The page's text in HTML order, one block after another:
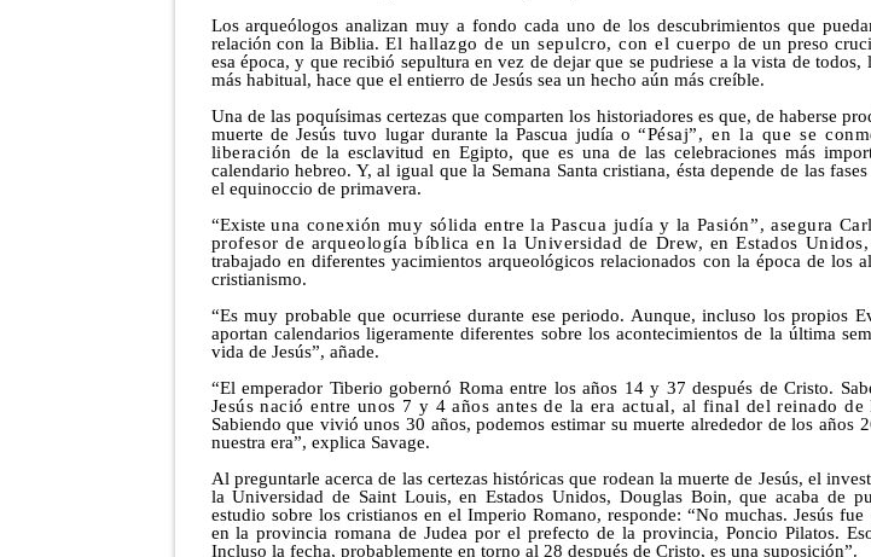
Los arqueólogos analizan muy a fondo cada uno de los descubrimientos que
relación con la Biblia.El hallazgo de un sepulcro, con el cuerpo de un preso
esa época, y que recibió sepultura en vez de dejar que se pudriese a la vista de todos,
más habitual, hace que el entierro de Jesús sea un hecho aún más creíble.
Una de las poquísimas certezas que comparten los historiadores es que, de haberse
muerte de Jesús tuvo lugar durante la Pascua judía o“Pésaj”, en la que se
liberación de la esclavitud en Egipto, que es una de las celebraciones más
calendario hebreo. Y, al igual que la Semana Santa cristiana, ésta depende de las
el equinoccio de primavera.
“Existeuna conexión muy sólida entre la Pascua judía y la Pasión”, asegura
profesor de arqueología bíblica en la Universidad de Drew, en Estados Unidos,
trabajado en diferentes yacimientos arqueológicos relacionados con la época de los
cristianismo.
“Es muy probable que ocurriese durante ese periodo. Aunque, incluso los propios
aportan calendarios ligeramente diferentes sobre los acontecimientos de la última
vida de Jesús”, añade.
“El emperador Tiberio gobernó Roma entre los años 14 y 37 después de Cristo.
Jesús nació entre unos 7 y 4 años antes de la era actual, al final del reinado de
Sabiendo que vivió unos 30 años, podemos estimar su muerte alrededor de los años
nuestra era”, explica Savage.
Al preguntarle acerca de las certezas históricas que rodean la muerte de Jesús, el
la Universidad de Saint Louis, en Estados Unidos, Douglas Boin, que acaba de
estudio sobre los cristianos en el Imperio Romano, responde: “No muchas. Jesús fue
en la provincia romana de Judea por el prefecto de la provincia, Poncio Pilatos.
Incluso la fecha, probablemente en torno al 28 después de Cristo, es una suposición”.